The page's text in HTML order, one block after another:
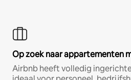
Op zoek naar appartementen
Airbnb heeft volledig